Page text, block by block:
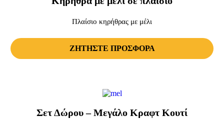
Πλαίσιο κηρήθρας με μέλι
ΖΗΤΗΣΤΕ ΠΡΟΣΦΟΡΑ
Σετ Δώρου – Μεγάλο Κραφτ Κουτί